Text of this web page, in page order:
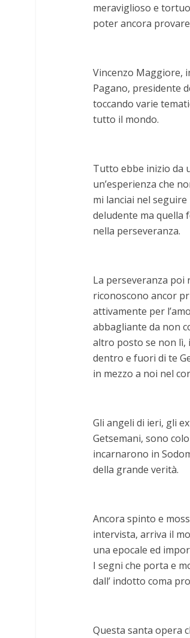
meraviglioso e
poter ancora
Vincenzo Maggiore,
Pagano, presidente
toccando varie
tutto il mondo.
Tutto ebbe inizio da
un’esperienza che
mi lanciai nel
deludente ma quella
nella perseveranza.
La perseveranza poi
riconoscono ancor
attivamente per
abbagliante da non
altro posto se non lì,
dentro e fuori di te
in mezzo a noi nel
Gli angeli di ieri, gli
Getsemani, sono
incarnarono in
della grande verità.
Ancora spinto e
intervista, arriva il
una epocale ed
I segni che porta e
dall’ indotto coma
Questa santa opera